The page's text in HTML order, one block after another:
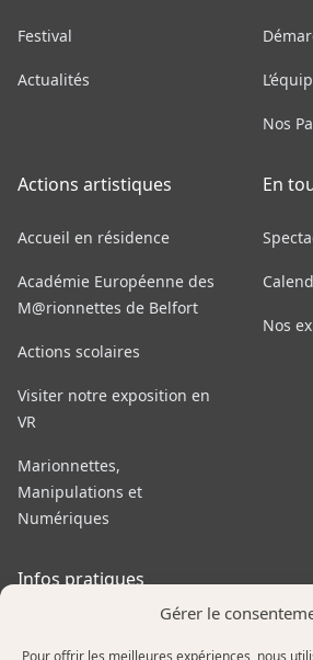
Gérer le
Pour offrir les meilleures expériences, nous
Festival
Actualités
Nos
Actions artistiques
Accueil en résidence
Académie Européenne des
M@rionnettes de Belfort
Actions scolaires
Visiter notre exposition en
VR
Marionnettes,
Manipulations et
Numériques
En
Nos
Infos pratiques